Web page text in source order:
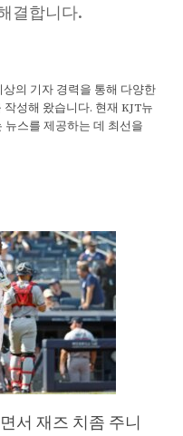
결합니다.
의 기자 경력을 통해 다양한
성해 왔습니다. 현재 KJT뉴
스를 제공하는 데 최선을
서 재즈 치좀 주니